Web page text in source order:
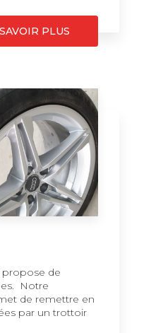
PLUS
propose de
Notre
de remettre en
par un trottoir